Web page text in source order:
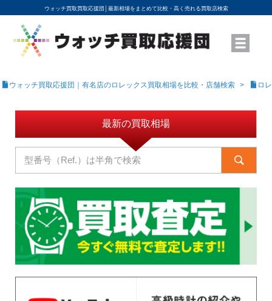
ウォッチ買取買取応援団│ 最新相場をまとめて比較・高く売れる買取店検索
YouTubeで動画を公開中
ROLEXモデル名から買取相場を調べる
高級時計ブランド名から買取相場を調べる
地域から買取店を探す
店舗名から買取店を探す
ブランド時計を高く売る方法
買取査定を依頼する
ウォッチ買取応援団｜有名店のロレックス買取相場を比較・店舗検索 ロ
最新の買取相場